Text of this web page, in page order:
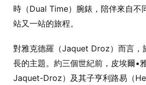
時（Dual Time）腕錶，陪伴來自不
站又一站的旅程。
對雅克德羅（Jaquet Droz）而言，
長的主題。約三個世紀前，皮埃爾•
Jaquet-Droz）及其子亨利路易（